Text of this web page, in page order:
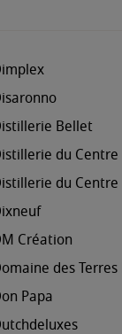
Bellet
du Centre
du Centre
Création
des Terres
Papa